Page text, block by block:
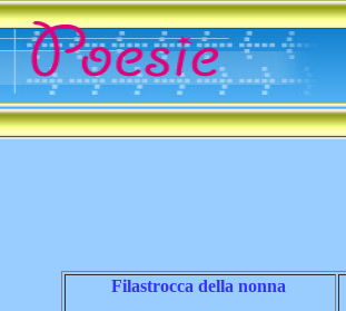
Filastrocca della nonna